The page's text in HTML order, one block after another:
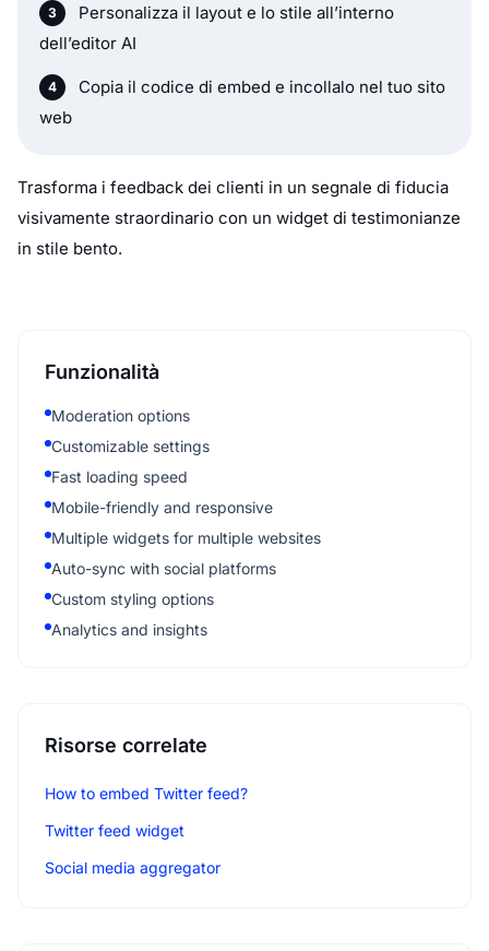
Personalizza il layout e lo stile all’interno
dell’editor AI
Copia il codice di embed e incollalo nel tuo sito
web
Trasforma i feedback dei clienti in un segnale di fiducia
visivamente straordinario con un widget di testimonianze
in stile bento.
Funzionalità
Moderation options
Customizable settings
Fast loading speed
Mobile-friendly and responsive
Multiple widgets for multiple websites
Auto-sync with social platforms
Custom styling options
Analytics and insights
Risorse correlate
How to embed Twitter feed?
Twitter feed widget
Social media aggregator